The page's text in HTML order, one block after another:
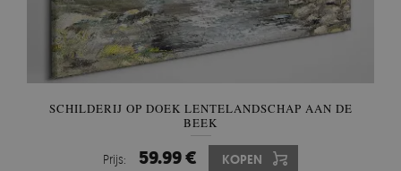
SCHILDERIJ OP DOEK LENTELANDSCHAP AAN DE
BEEK
Prijs: 59.99 € KOPEN